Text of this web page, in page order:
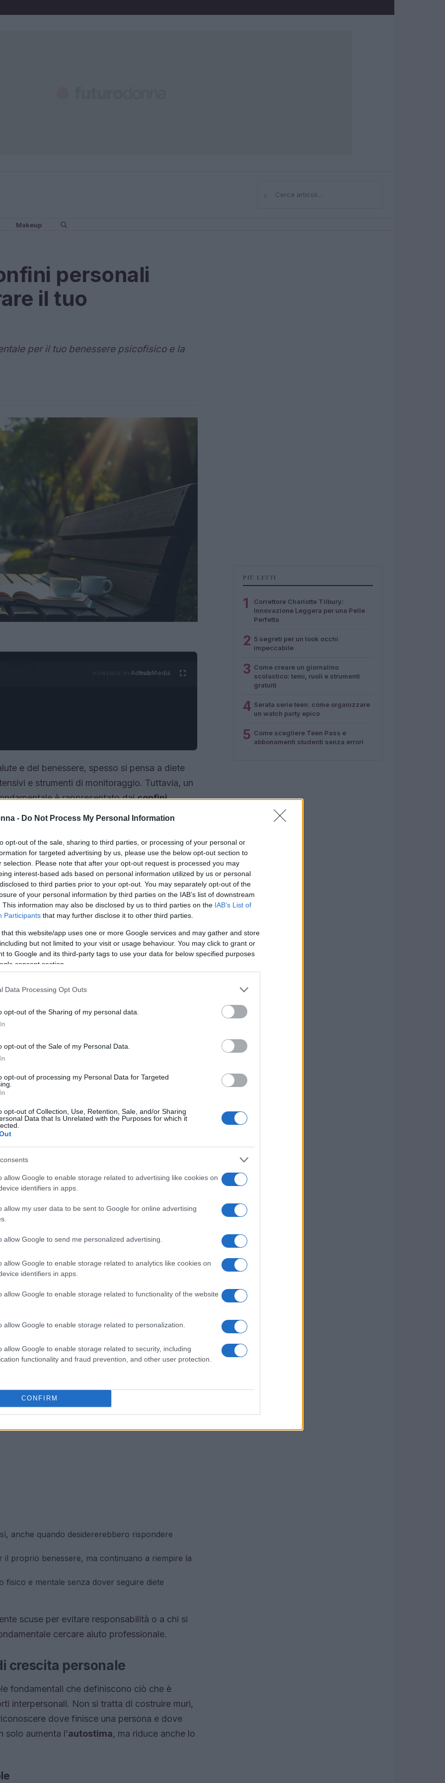
- Do Not Process My Personal Information
opt-out of the sale, sharing to third parties, or processing of your personal or
for targeted advertising by us, please use the below opt-out section to
selection. Please note that after your opt-out request is processed you may
interest-based ads based on personal information utilized by us or personal
to third parties prior to your opt-out. You may separately opt-out of the
of your personal information by third parties on the IAB’s list of downstream
This information may also be disclosed by us to third parties on the IAB’s List of
Participants that may further disclose it to other third parties.
that this website/app uses one or more Google services and may gather and store
but not limited to your visit or usage behaviour. You may click to grant or
to Google and its third-party tags to use your data for below specified purposes
consent section.
Data Processing Opt Outs
opt-out of the Sharing of my personal data.
opt-out of the Sale of my Personal Data.
opt-out of processing my Personal Data for Targeted
opt-out of Collection, Use, Retention, Sale, and/or Sharing
Data that Is Unrelated with the Purposes for which it
allow Google to enable storage related to advertising like cookies on
identifiers in apps.
allow my user data to be sent to Google for online advertising
allow Google to send me personalized advertising.
allow Google to enable storage related to analytics like cookies on
identifiers in apps.
allow Google to enable storage related to functionality of the website
allow Google to enable storage related to personalization.
allow Google to enable storage related to security, including
functionality and fraud prevention, and other user protection.
CONFIRM
⌕Cerca
Makeup
personali
il tuo
per il tuo benessere psicofisico e la
AdhubMedia
e del benessere, spesso si pensa a diete
e strumenti di monitoraggio. Tuttavia, un
è rappresentato daiconfini
capacità di dire di no, permettendoci di
gli altri, rispondendo a ogni richiesta
cortese, ma spesso porta a trascurare le
per non deludere, si corre il rischio di
stessi. La stanchezza, il malumore e la
solo alcune delle conseguenze di
ma piuttosto la necessità di proteggere le
un impegno che supera le proprie capacità, si
dedicato al
risiede nel trovare un equilibrio
necessario sottrae spazio al proprio
approccio?
anche quando desidererebbero rispondere
proprio benessere, ma continuano a riempire la
fisico e mentale senza dover seguire diete
scuse per evitare responsabilità o a chi si
cercare aiuto professionale.
crescita personale
fondamentali che definiscono ciò che è
interpersonali. Non si tratta di costruire muri,
dove finisce una persona e dove
solo aumenta l’autostima, ma riduce anche lo
PIÙ LETTI
1
Correttore Charlotte Tilbury:
Innovazione Leggera per una Pelle
Perfetta
2 5 segreti per un look occhi
impeccabile
3 Come creare un giornalino
scolastico: temi, ruoli e strumenti
gratuiti
4 Serata serie teen: come organizzare
un watch party epico
5 Come scegliere Teen Pass e
abbonamenti studenti senza errori